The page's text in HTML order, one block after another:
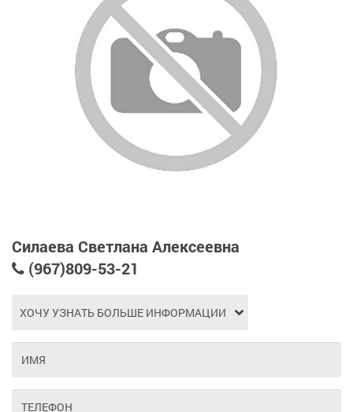
Силаева Светлана Алексеевна
(967)809-53-21